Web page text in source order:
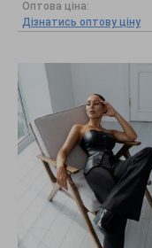
Оптова ціна:
Дізнатись оптову ціну